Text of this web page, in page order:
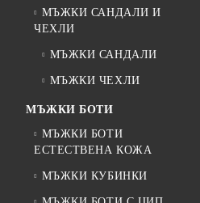
МЪЖКИ САНДАЛИ И
ЧЕХЛИ
МЪЖКИ САНДАЛИ
МЪЖКИ ЧЕХЛИ
МЪЖКИ БОТИ
МЪЖКИ БОТИ
ЕСТЕСТВЕНА КОЖА
МЪЖКИ КУБИНКИ